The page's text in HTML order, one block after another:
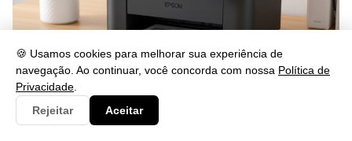
🍪 Usamos cookies para melhorar sua experiência de
navegação. Ao continuar, você concorda com nossa Política de
Privacidade
Rejeitar
Aceitar
Como Instalar o Drive L4260 Passo a Passo
29/05/2026 às 15:02